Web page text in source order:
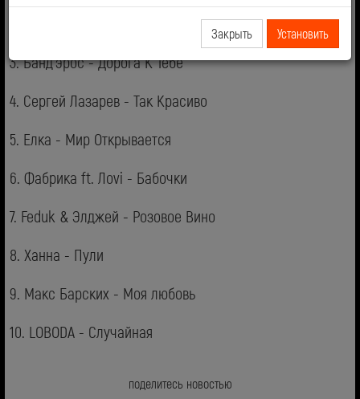
Закрыть Установить
3. Банд'эрос - Дорога К Тебе
4. Сергей Лазарев - Так Красиво
5. Елка - Мир Открывается
6. Фабрика ft. Лоvi - Бабочки
7. Feduk & Элджей - Розовое Вино
8. Ханна - Пули
9. Макс Барских - Моя любовь
10. LOBODA - Случайная
поделитесь новостью